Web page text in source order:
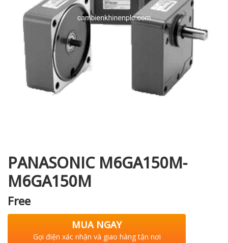
PANASONIC M6GA150M-
M6GA150M
Free
MUA NGAY
Gọi điện xác nhận và giao hàng tận nơi